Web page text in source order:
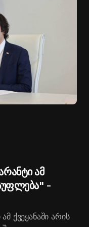
აქვს
აუცილებელ
ამ
-
ქვეყანაში არის